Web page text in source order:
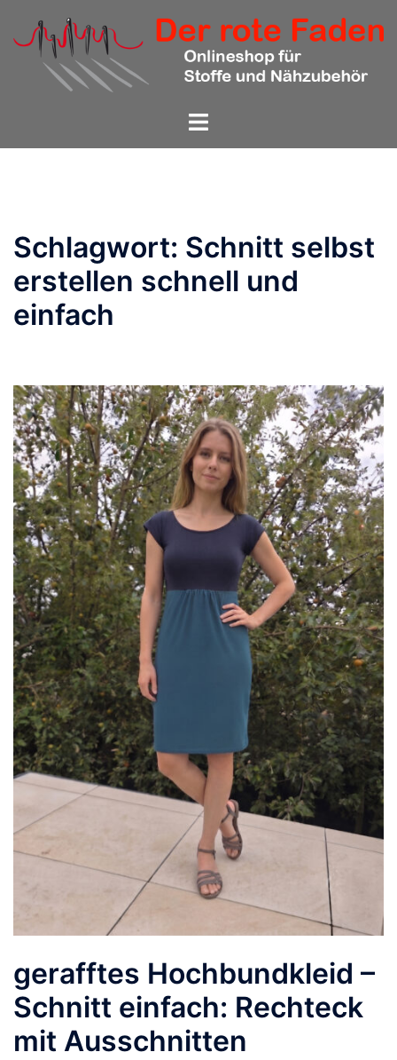
Inhalt
springen
Menü
Schlagwort: Schnitt selbst
erstellen schnell und
einfach
gerafftes Hochbundkleid –
Schnitt einfach: Rechteck
mit Ausschnitten